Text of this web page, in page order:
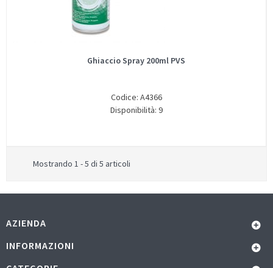
Ghiaccio Spray 200ml PVS
Codice: A4366
Disponibilità: 9
Mostrando 1 - 5 di 5 articoli
AZIENDA
INFORMAZIONI